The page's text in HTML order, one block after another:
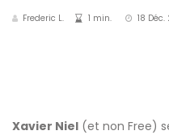
Frederic L. 1 min. 18 Déc.
Xavier Niel (et non Free)